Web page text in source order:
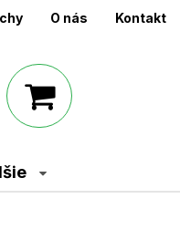
O nás Kontakt